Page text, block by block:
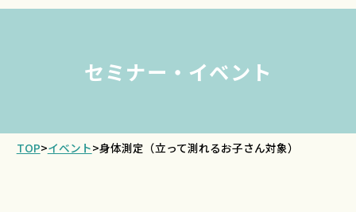
セミナー・イベント
TOP>イベント>身体測定（立って測れるお子さん対象）